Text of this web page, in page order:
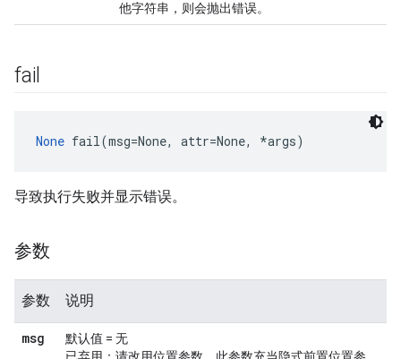
他字符串，则会抛出错误。
fail
None fail(msg=None, attr=None, *args)
导致执行失败并显示错误。
参数
参数 说明
msg
默认值 = 无